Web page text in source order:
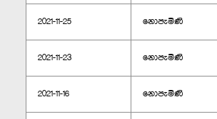
2021-11-25 නොපැමිණි
2021-11-23 නොපැමිණි
2021-11-16 නොපැමිණි